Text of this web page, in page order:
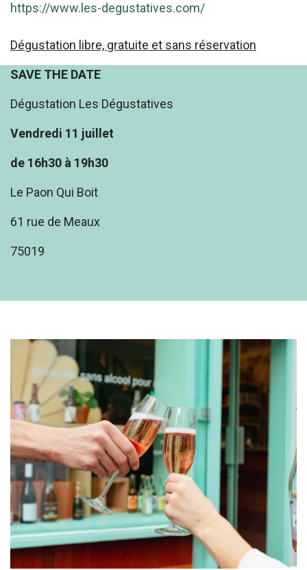
https://www.les-degustatives.com/
Dégustation libre, gratuite et sans réservation
SAVE THE DATE
Dégustation Les Dégustatives
Vendredi 11 juillet
de 16h30 à 19h30
Le Paon Qui Boit
61 rue de Meaux
75019